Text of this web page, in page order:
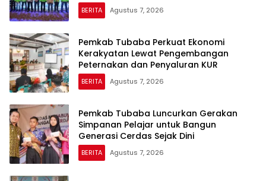
BERITA Agustus 7, 2026
Pemkab Tubaba Perkuat Ekonomi
Kerakyatan Lewat Pengembangan
Peternakan dan Penyaluran KUR
BERITA Agustus 7, 2026
Pemkab Tubaba Luncurkan Gerakan
Simpanan Pelajar untuk Bangun
Generasi Cerdas Sejak Dini
BERITA Agustus 7, 2026